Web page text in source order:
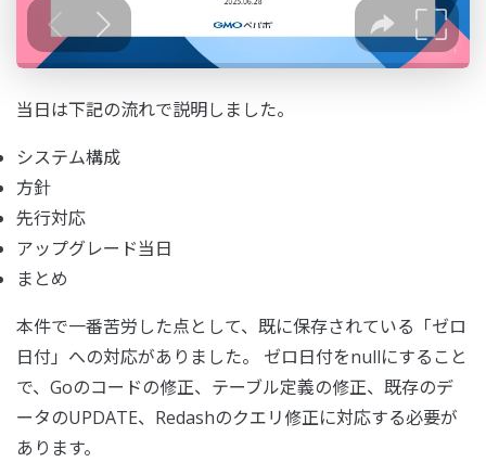
当日は下記の流れで説明しました。
システム構成
方針
先行対応
アップグレード当日
まとめ
本件で一番苦労した点として、既に保存されている「ゼロ
日付」への対応がありました。 ゼロ日付をnullにすること
で、Goのコードの修正、テーブル定義の修正、既存のデ
ータのUPDATE、Redashのクエリ修正に対応する必要が
あります。